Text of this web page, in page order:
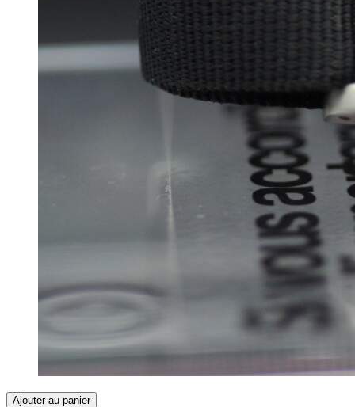
Ajouter au panier